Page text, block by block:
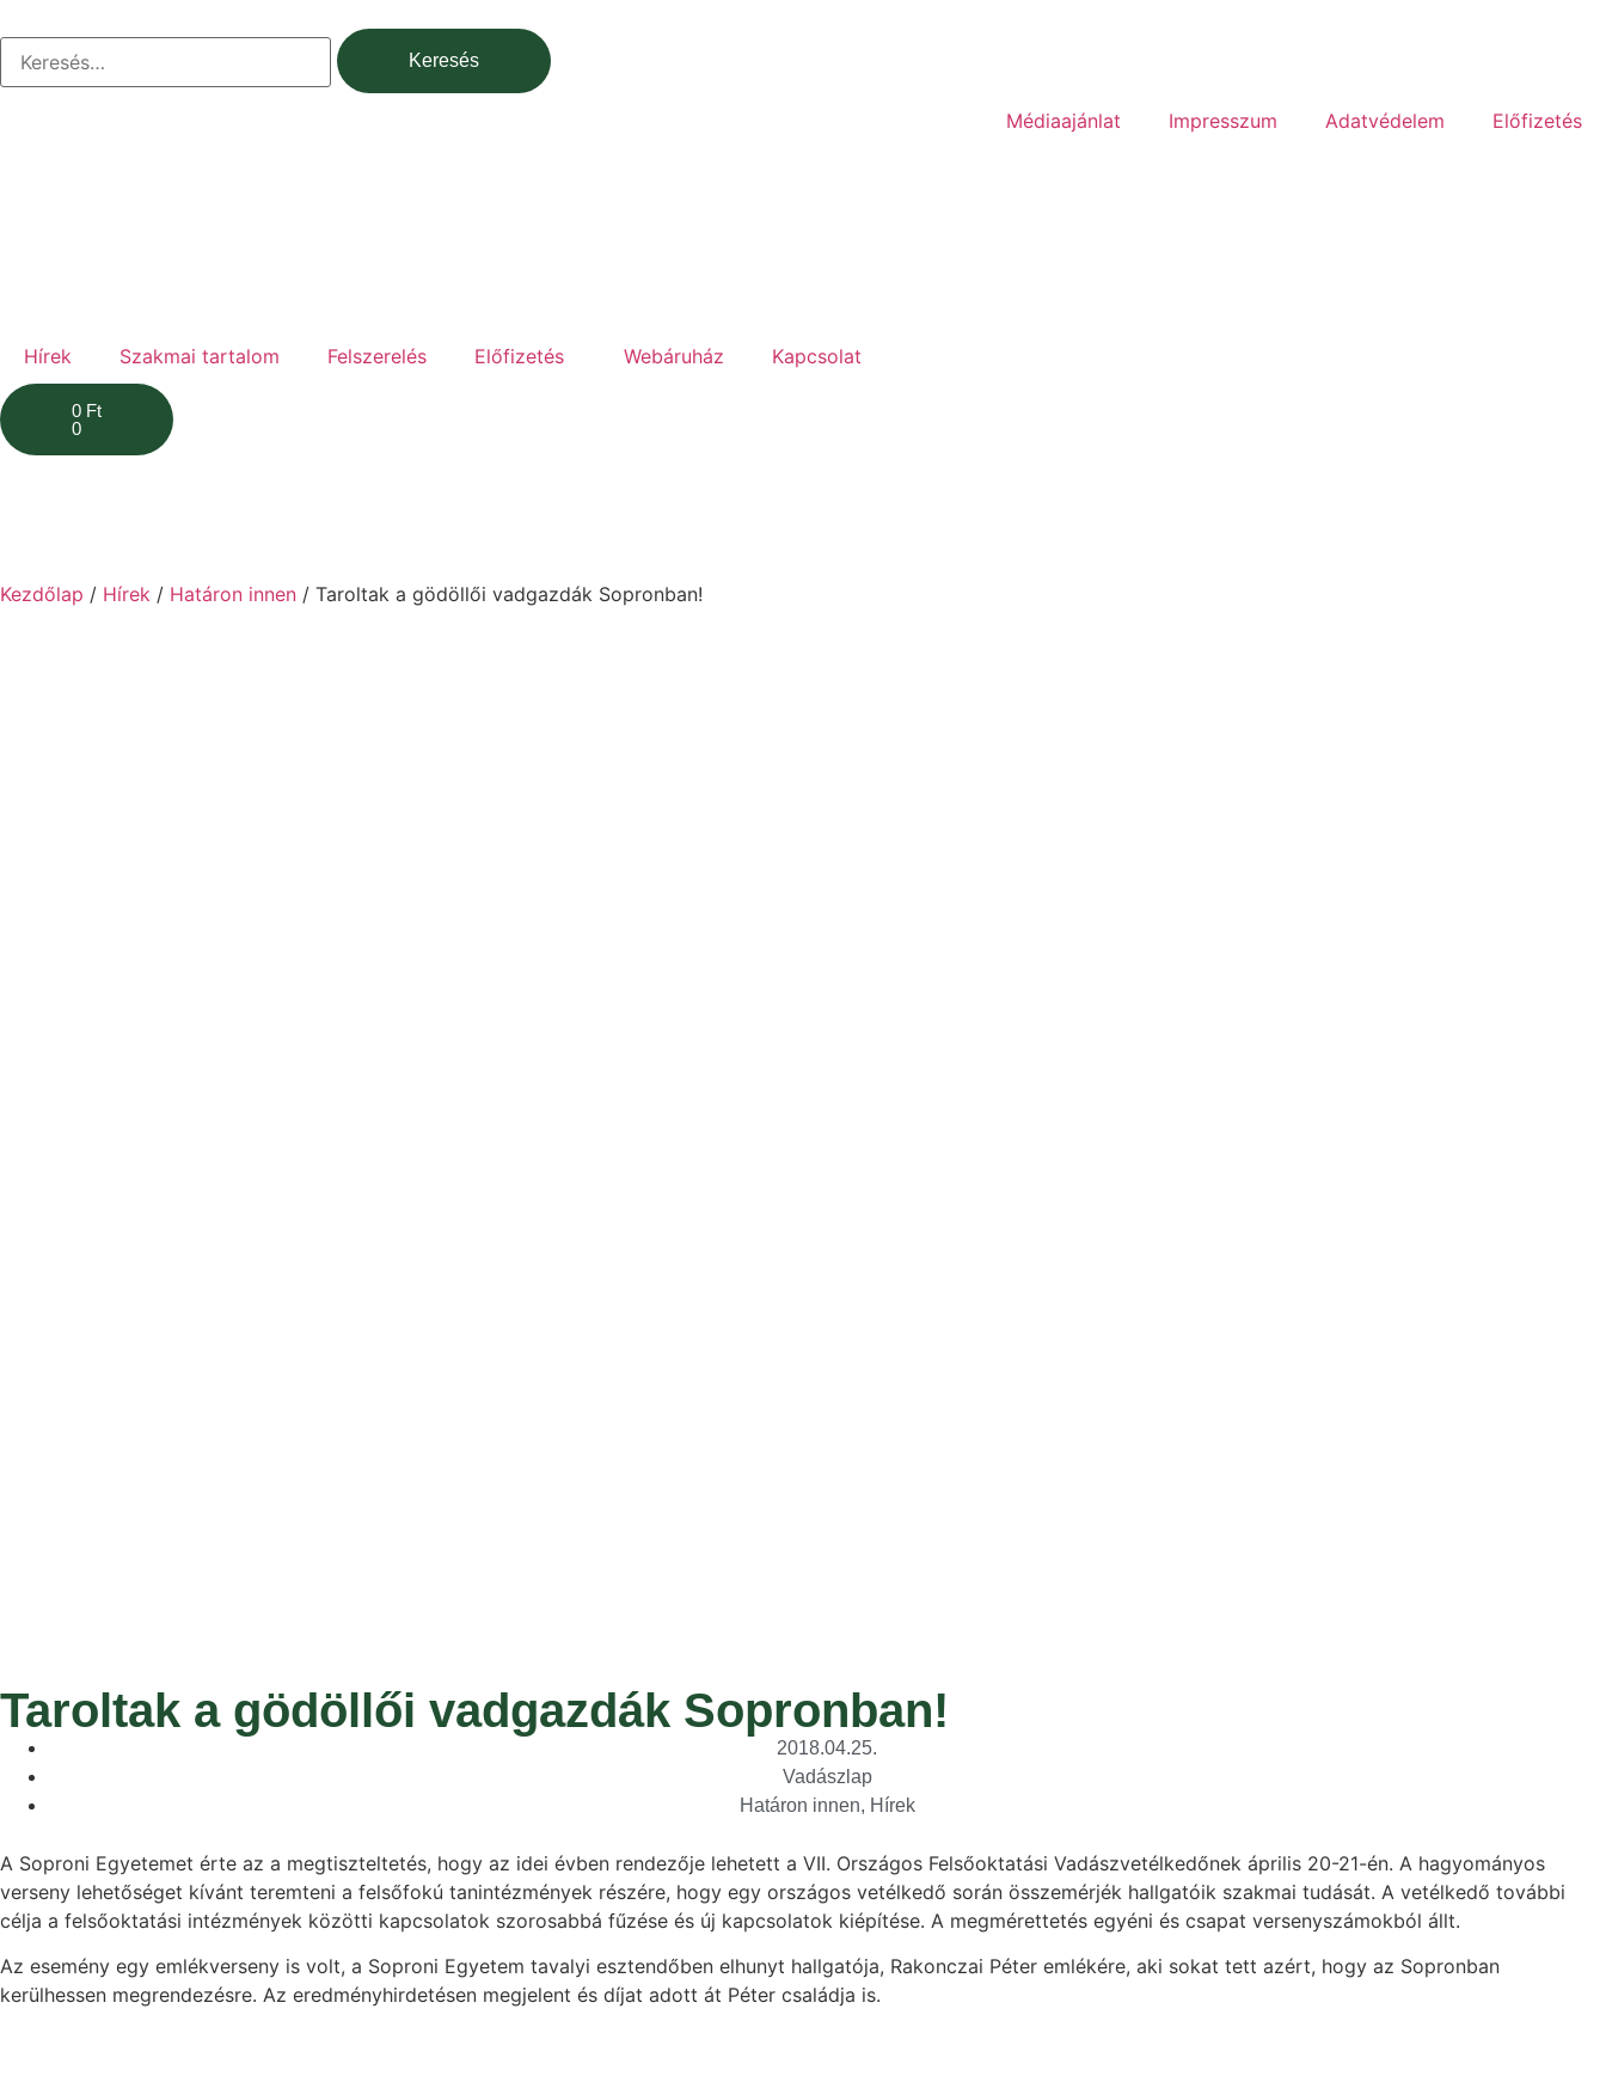
Médiaajánlat Impresszum Adatvédelem Előfizetés
Hírek Szakmai tartalom Felszerelés Előfizetés Webáruház Kapcsolat
0 Ft
0
Kezdőlap / Hírek / Határon innen / Taroltak a gödöllői vadgazdák Sopronban!
Taroltak a gödöllői vadgazdák Sopronban!
2018.04.25.
Vadászlap
Határon innen, Hírek
A Soproni Egyetemet érte az a megtiszteltetés, hogy az idei évben rendezője lehetett a VII. Országos Felsőoktatási Vadászvetélkedőnek április 20-21-én. A hagyományos
verseny lehetőséget kívánt teremteni a felsőfokú tanintézmények részére, hogy egy országos vetélkedő során összemérjék hallgatóik szakmai tudását. A vetélkedő további
célja a felsőoktatási intézmények közötti kapcsolatok szorosabbá fűzése és új kapcsolatok kiépítése. A megmérettetés egyéni és csapat versenyszámokból állt.
Az esemény egy emlékverseny is volt, a Soproni Egyetem tavalyi esztendőben elhunyt hallgatója, Rakonczai Péter emlékére, aki sokat tett azért, hogy az Sopronban
kerülhessen megrendezésre. Az eredményhirdetésen megjelent és díjat adott át Péter családja is.